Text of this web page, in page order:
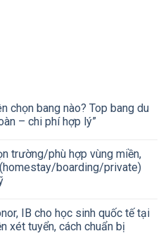
chọn bang nào? Top bang du
– chi phí hợp lý”
trường/phù hợp vùng miền,
(homestay/boarding/private)
IB cho học sinh quốc tế tại
xét tuyển, cách chuẩn bị